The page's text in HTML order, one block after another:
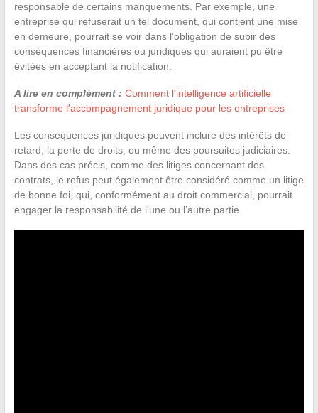
responsable de certains manquements. Par exemple, une
entreprise qui refuserait un tel document, qui contient une mise
en demeure, pourrait se voir dans l’obligation de subir des
conséquences financières ou juridiques qui auraient pu être
évitées en acceptant la notification.
A lire en complément : Comment l'intelligence artificielle
transforme l'accompagnement juridique pour les entreprises
Les conséquences juridiques peuvent inclure des intérêts de
retard, la perte de droits, ou même des poursuites judiciaires.
Dans des cas précis, comme des litiges concernant des
contrats, le refus peut également être considéré comme un litige
de bonne foi, qui, conformément au droit commercial, pourrait
engager la responsabilité de l’une ou l’autre partie.